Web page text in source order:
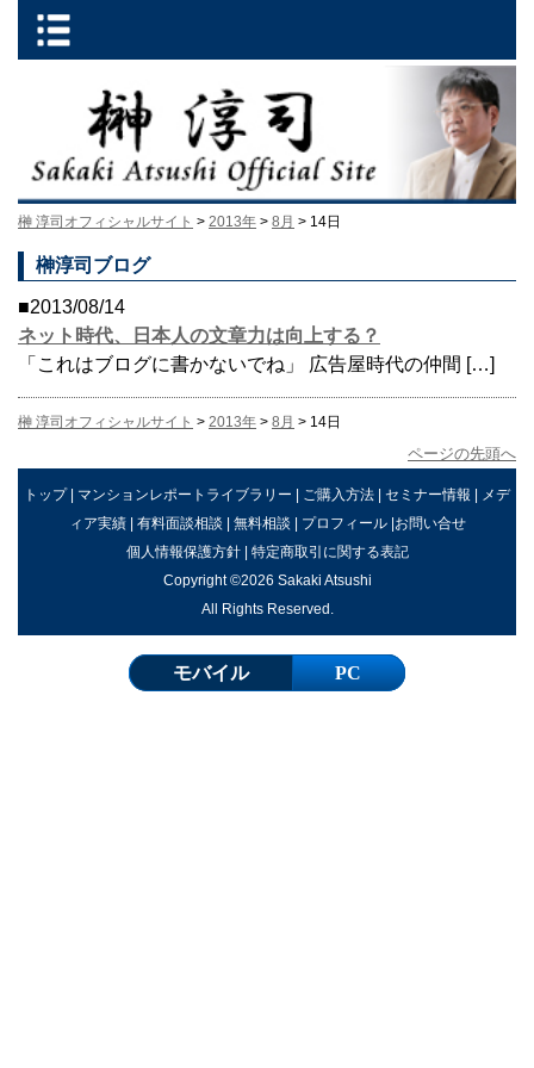
榊 淳司オフィシャルサイト > 2013年 > 8月 > 14日
榊淳司ブログ
■2013/08/14
ネット時代、日本人の文章力は向上する？
「これはブログに書かないでね」 広告屋時代の仲間 […]
榊 淳司オフィシャルサイト > 2013年 > 8月 > 14日
ページの先頭へ
トップ| マンションレポートライブラリー | ご購入方法 | セミナー情報 | メデ
ィア実績| 有料面談相談 | 無料相談 | プロフィール|お問い合せ
個人情報保護方針| 特定商取引に関する表記
Copyright ©2026 Sakaki Atsushi
All Rights Reserved.
モバイル PC